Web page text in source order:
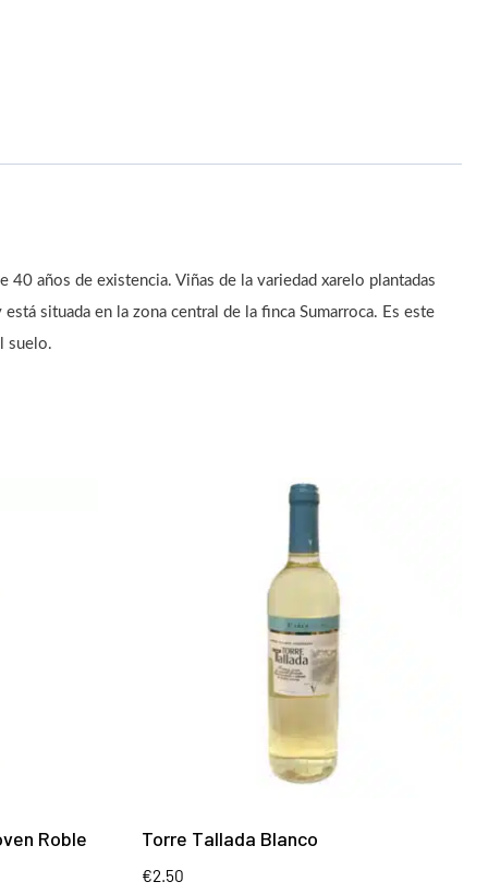
años de existencia. Viñas de la variedad xarelo plantadas
situada en la zona central de la finca Sumarroca. Es este
suelo.
Roble Torre Tallada Blanco
€2.50